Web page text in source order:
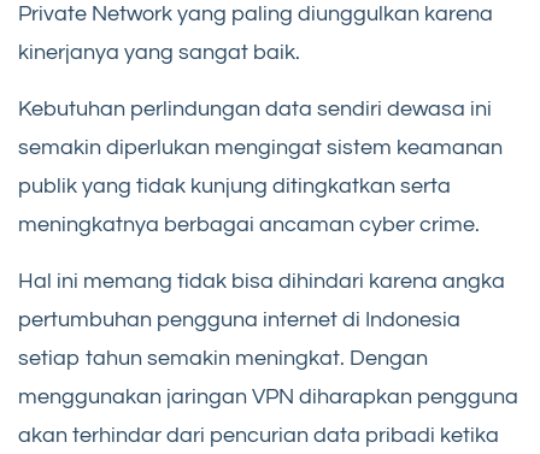
Private Network yang paling diunggulkan karena
kinerjanya yang sangat baik.
Kebutuhan perlindungan data sendiri dewasa ini
semakin diperlukan mengingat sistem keamanan
publik yang tidak kunjung ditingkatkan serta
meningkatnya berbagai ancaman cyber crime.
Hal ini memang tidak bisa dihindari karena angka
pertumbuhan pengguna internet di Indonesia
setiap tahun semakin meningkat. Dengan
menggunakan jaringan VPN diharapkan pengguna
akan terhindar dari pencurian data pribadi ketika